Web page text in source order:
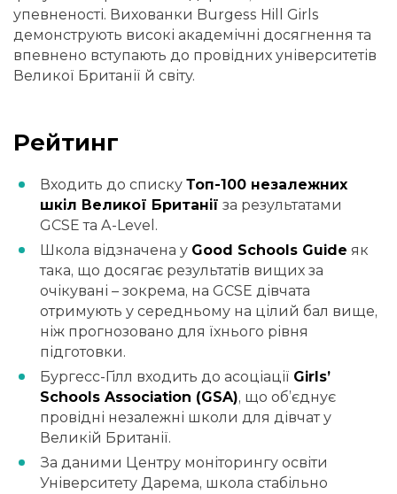
упевненості. Вихованки Burgess Hill Girls
демонструють високі академічні досягнення та
впевнено вступають до провідних університетів
Великої Британії й світу.
Рейтинг
Входить до списку Топ-100 незалежних
шкіл Великої Британії за результатами
GCSE та A-Level.
Школа відзначена у Good Schools Guide як
така, що досягає результатів вищих за
очікувані – зокрема, на GCSE дівчата
отримують у середньому на цілий бал вище,
ніж прогнозовано для їхнього рівня
підготовки.
Бургесс-Гілл входить до асоціації Girls’
Schools Association (GSA), що об’єднує
провідні незалежні школи для дівчат у
Великій Британії.
За даними Центру моніторингу освіти
Університету Дарема, школа стабільно